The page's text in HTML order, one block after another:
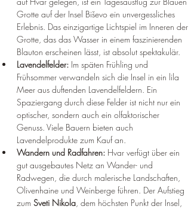
Grotte auf der Insel Biševo ein unvergessliches
Erlebnis. Das einzigartige Lichtspiel im Inneren der
Grotte, das das Wasser in einem faszinierenden
Blauton erscheinen lässt, ist absolut spektakulär.
Lavendelfelder: Im späten Frühling und
Frühsommer verwandeln sich die Insel in ein lila
Meer aus duftenden Lavendelfeldern. Ein
Spaziergang durch diese Felder ist nicht nur ein
optischer, sondern auch ein olfaktorischer
Genuss. Viele Bauern bieten auch
Lavendelprodukte zum Kauf an.
Wandern und Radfahren: Hvar verfügt über ein
gut ausgebautes Netz an Wander- und
Radwegen, die durch malerische Landschaften,
Olivenhaine und Weinberge führen. Der Aufstieg
zum Sveti Nikola, dem höchsten Punkt der Insel,